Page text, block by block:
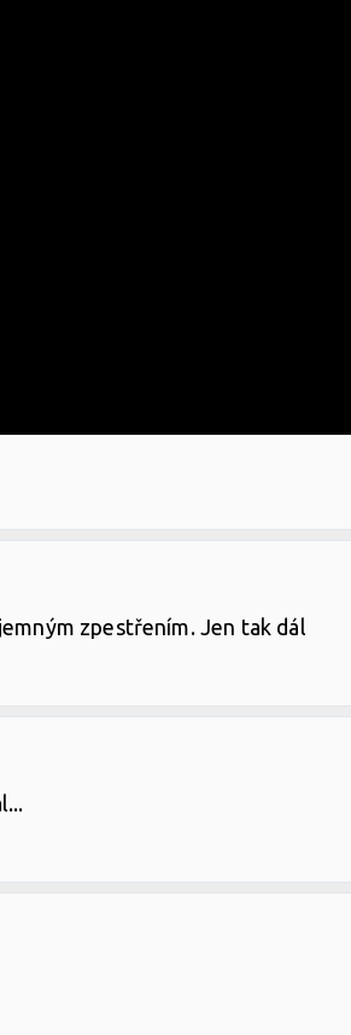
zpestřením. Jen tak dál